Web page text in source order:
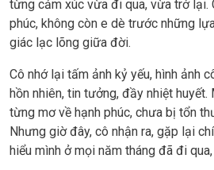
từng cảm xúc vừa đi qua, vừa trở lại.
phúc, không còn e dè trước những
giác lạc lõng giữa đời.
Cô nhớ lại tấm ảnh kỷ yếu, hình ảnh
hồn nhiên, tin tưởng, đầy nhiệt
từng mơ về hạnh phúc, chưa bị tổn
Nhưng giờ đây, cô nhận ra, gặp lại
hiểu mình ở mọi năm tháng đã đi